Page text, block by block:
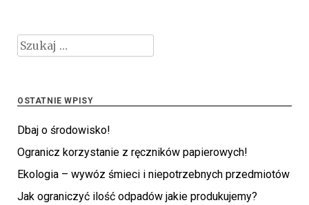
Szukaj:
OSTATNIE WPISY
Dbaj o środowisko!
Ogranicz korzystanie z ręczników papierowych!
Ekologia – wywóz śmieci i niepotrzebnych przedmiotów
Jak ograniczyć ilość odpadów jakie produkujemy?